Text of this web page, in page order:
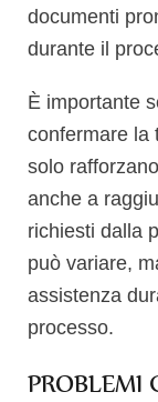
documenti
durante il
È importante
confermare la
solo
anche a
richiesti dalla
può variare,
assistenza
processo.
PROBLEMI